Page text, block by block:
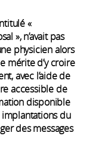
«
», n’avait pas
physicien alors
mérite d’y croire
avec l’aide de
accessible de
disponible
du
des messages